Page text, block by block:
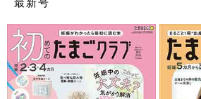
ます。
子どもの心の中にある“もやもや
よう
――「子どもは心がしなやかだから、大